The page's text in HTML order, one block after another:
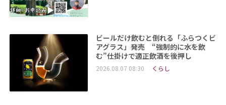
ビールだけ飲むと倒れる「ふらつくビ
アグラス」発売 “強制的に水を飲
む”仕掛けで適正飲酒を後押し
2026.08.07 08:30 くらし